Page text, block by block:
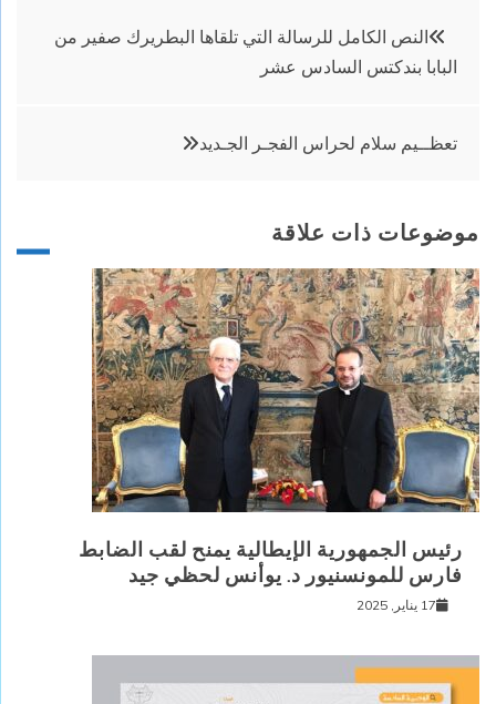
تصفّح
المقالات
النص الكامل للرسالة التي تلقاها البطريرك صفير من
البابا بندكتس السادس عشر
تعظــيم سلام لحراس الفجـر الجـديد
موضوعات ذات علاقة
رئيس الجمهورية الإيطالية يمنح لقب الضابط
فارس للمونسنيور د. يوأنس لحظي جيد
17 يناير, 2025